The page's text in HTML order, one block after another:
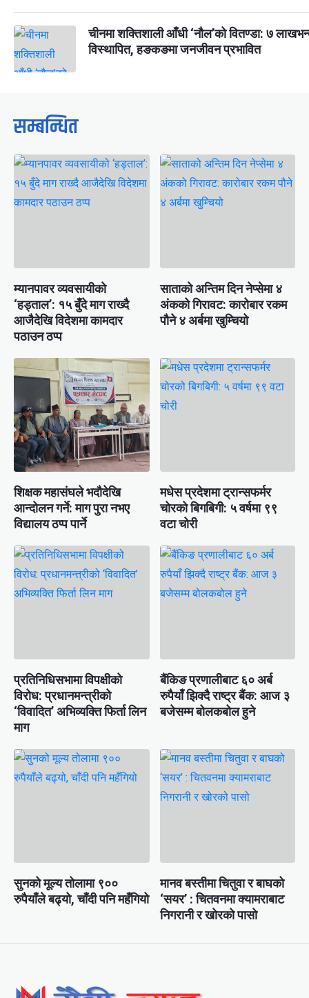
चीनमा शक्तिशाली आँधी ‘नौल’को वितण्डा: ७
विस्थापित, हङकङमा जनजीवन प्रभावित
सम्बन्धित
म्यानपावर व्यवसायीको
‘हड्ताल’: १५ बुँदे माग राख्दै
आजैदेखि विदेशमा कामदार
पठाउन ठप्प
साताको अन्तिम दिन नेप्सेमा ४
अंकको गिरावट: कारोबार रकम
पौने ४ अर्बमा खुम्चियो
शिक्षक महासंघले भदौदेखि
आन्दोलन गर्ने: माग पुरा नभए
विद्यालय ठप्प पार्ने
मधेस प्रदेशमा ट्रान्सफर्मर
चोरको बिगबिगी: ५ वर्षमा ९९
वटा चोरी
प्रतिनिधिसभामा विपक्षीको
विरोध: प्रधानमन्त्रीको
‘विवादित’ अभिव्यक्ति फिर्ता लिन
माग
बैंकिङ प्रणालीबाट ६० अर्ब
रुपैयाँ झिक्दै राष्ट्र बैंक: आज ३
बजेसम्म बोलकबोल हुने
सुनको मूल्य तोलामा ९००
रुपैयाँले बढ्यो, चाँदी पनि महँगियो
मानव बस्तीमा चितुवा र बाघको
‘सयर’ : चितवनमा क्यामराबाट
निगरानी र खोरको पासो